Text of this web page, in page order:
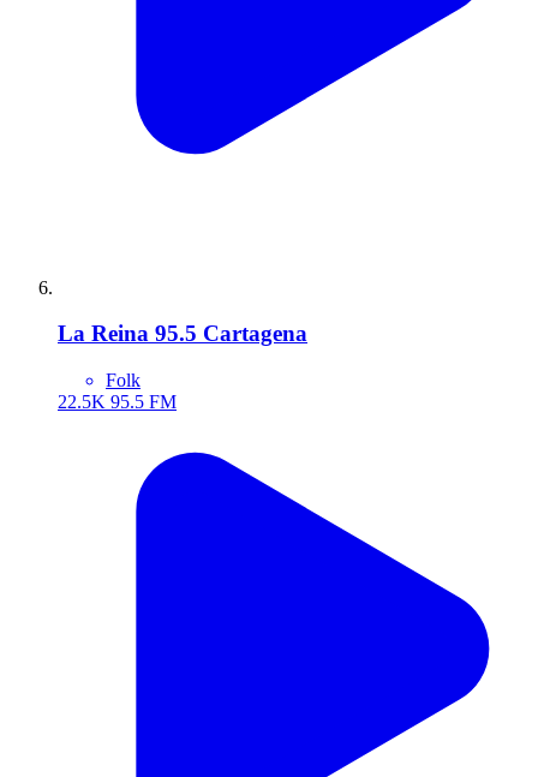
La Reina 95.5 Cartagena
Folk
22.5K 95.5 FM